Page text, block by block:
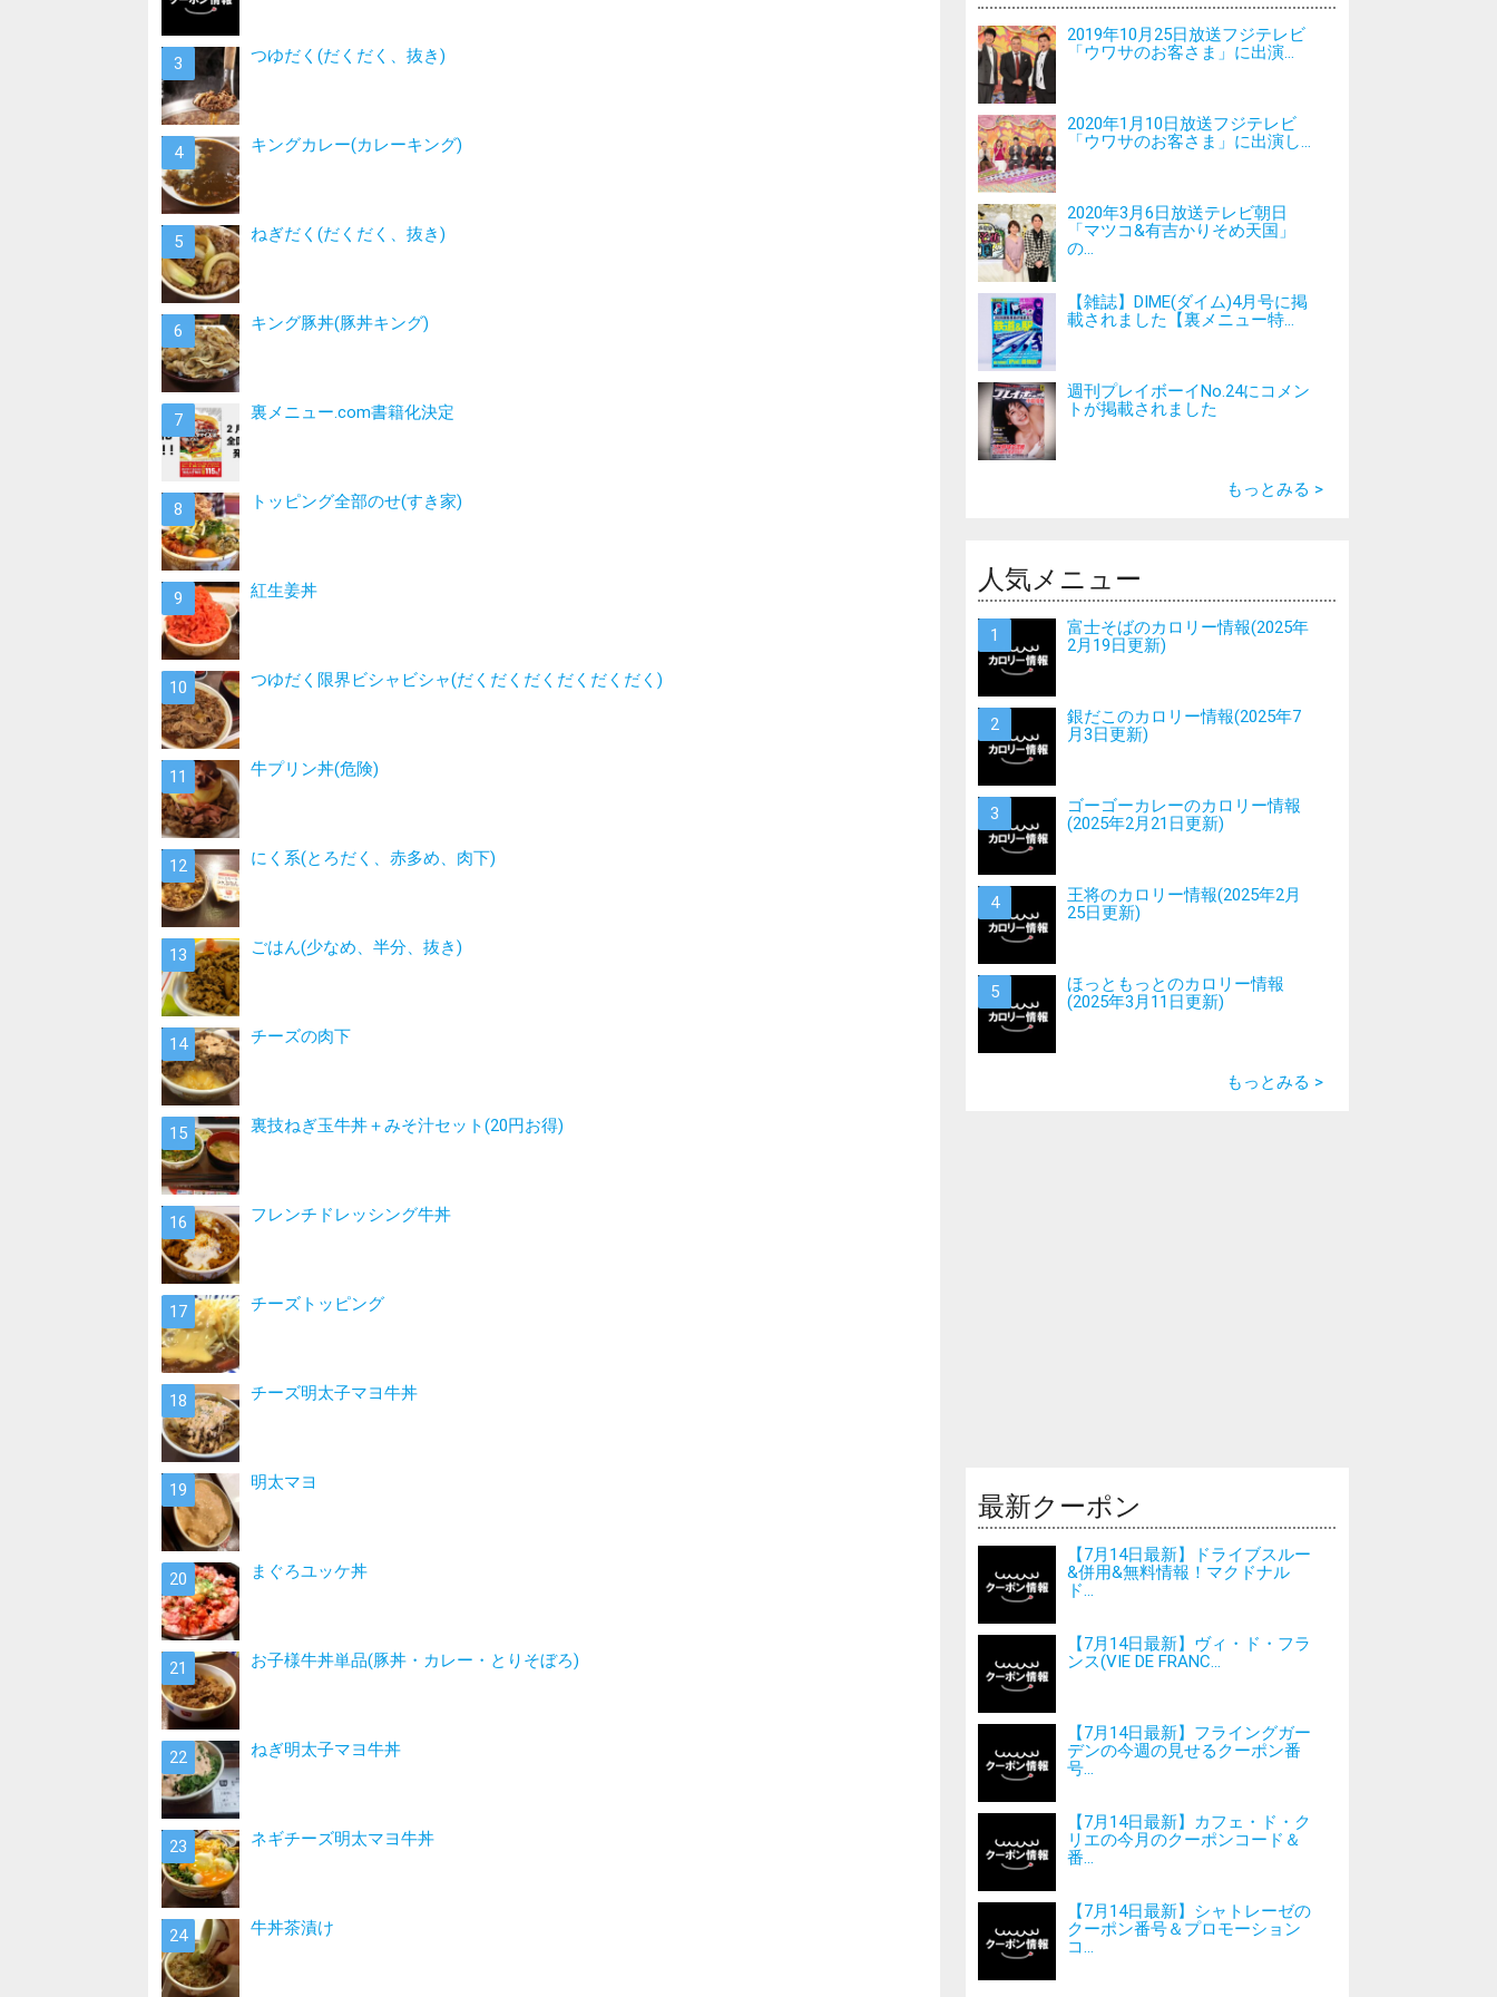
つゆだく(だくだく、抜き)
キングカレー(カレーキング)
ねぎだく(だくだく、抜き)
キング豚丼(豚丼キング)
裏メニュー.com書籍化決定
トッピング全部のせ(すき家)
紅生姜丼
つゆだく限界ビシャビシャ(だくだくだくだくだくだく)
牛プリン丼(危険)
にく系(とろだく、赤多め、肉下)
ごはん(少なめ、半分、抜き)
チーズの肉下
裏技ねぎ玉牛丼＋みそ汁セット(20円お得)
フレンチドレッシング牛丼
チーズトッピング
チーズ明太子マヨ牛丼
明太マヨ
まぐろユッケ丼
お子様牛丼単品(豚丼・カレー・とりそぼろ)
ねぎ明太子マヨ牛丼
ネギチーズ明太マヨ牛丼
牛丼茶漬け
2019年10月25日放送フジテレビ
「ウワサのお客さま」に出演...
2020年1月10日放送フジテレビ
「ウワサのお客さま」に出演し...
2020年3月6日放送テレビ朝日
「マツコ&有吉かりそめ天国」
の...
【雑誌】DIME(ダイム)4月号に掲
載されました【裏メニュー特...
週刊プレイボーイNo.24にコメン
トが掲載されました
もっとみる >
人気メニュー
富士そばのカロリー情報(2025年
2月19日更新)
銀だこのカロリー情報(2025年7
月3日更新)
ゴーゴーカレーのカロリー情報
(2025年2月21日更新)
王将のカロリー情報(2025年2月
25日更新)
ほっともっとのカロリー情報
(2025年3月11日更新)
もっとみる >
最新クーポン
【7月14日最新】ドライブスルー
&併用&無料情報！マクドナル
ド...
【7月14日最新】ヴィ・ド・フラ
ンス(VIE DE FRANC...
【7月14日最新】フライングガー
デンの今週の見せるクーポン番
号...
【7月14日最新】カフェ・ド・ク
リエの今月のクーポンコード＆
番...
【7月14日最新】シャトレーゼの
クーポン番号＆プロモーション
コ...